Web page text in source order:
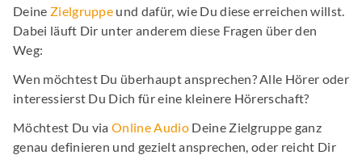
Deine Zielgruppe und dafür, wie Du diese erreichen willst.
Dabei läuft Dir unter anderem diese Fragen über den
Weg:
Wen möchtest Du überhaupt ansprechen? Alle Hörer oder
interessierst Du Dich für eine kleinere Hörerschaft?
Möchtest Du viaOnline AudioDeine Zielgruppe ganz
genau definieren und gezielt ansprechen, oder reicht Dir